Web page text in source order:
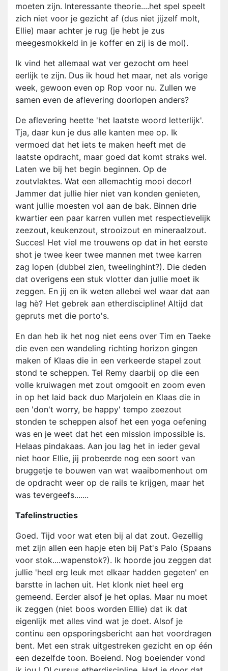
moeten zijn. Interessante theorie....het spel speelt
zich niet voor je gezicht af (dus niet jijzelf molt,
Ellie) maar achter je rug (je hebt je zus
meegesmokkeld in je koffer en zij is de mol).
Ik vind het allemaal wat ver gezocht om heel
eerlijk te zijn. Dus ik houd het maar, net als vorige
week, gewoon even op Rop voor nu. Zullen we
samen even de aflevering doorlopen anders?
De aflevering heette 'het laatste woord letterlijk'.
Tja, daar kun je dus alle kanten mee op. Ik
vermoed dat het iets te maken heeft met de
laatste opdracht, maar goed dat komt straks wel.
Laten we bij het begin beginnen. Op de
zoutvlaktes. Wat een allemachtig mooi decor!
Jammer dat jullie hier niet van konden genieten,
want jullie moesten vol aan de bak. Binnen drie
kwartier een paar karren vullen met respectievelijk
zeezout, keukenzout, strooizout en mineraalzout.
Succes! Het viel me trouwens op dat in het eerste
shot je twee keer twee mannen met twee karren
zag lopen (dubbel zien, tweelinghint?). Die deden
dat overigens een stuk vlotter dan jullie moet ik
zeggen. En jij en ik weten allebei wel waar dat aan
lag hè? Het gebrek aan etherdiscipline! Altijd dat
gepruts met die porto's.
En dan heb ik het nog niet eens over Tim en Taeke
die even een wandeling richting horizon gingen
maken of Klaas die in een verkeerde stapel zout
stond te scheppen. Tel Remy daarbij op die een
volle kruiwagen met zout omgooit en zoom even
in op het laid back duo Marjolein en Klaas die in
een 'don't worry, be happy' tempo zeezout
stonden te scheppen alsof het een yoga oefening
was en je weet dat het een mission impossible is.
Helaas pindakaas. Aan jou lag het in ieder geval
niet hoor Ellie, jij probeerde nog een soort van
bruggetje te bouwen van wat waaibomenhout om
de opdracht weer op de rails te krijgen, maar het
was tevergeefs.......
Tafelinstructies
Goed. Tijd voor wat eten bij al dat zout. Gezellig
met zijn allen een hapje eten bij Pat's Palo (Spaans
voor stok....wapenstok?). Ik hoorde jou zeggen dat
jullie 'heel erg leuk met elkaar hadden gegeten' en
barstte in lachen uit. Het klonk niet heel erg
gemeend. Eerder alsof je het oplas. Maar nu moet
ik zeggen (niet boos worden Ellie) dat ik dat
eigenlijk met alles vind wat je doet. Alsof je
continu een opsporingsbericht aan het voordragen
bent. Met een strak uitgestreken gezicht en op één
een dezelfde toon. Boeiend. Nog boeiender vond